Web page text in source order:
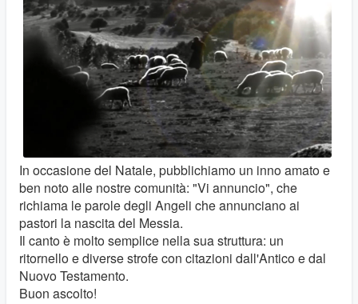
In occasione del Natale, pubblichiamo un inno amato e
ben noto alle nostre comunità: "Vi annuncio", che
richiama le parole degli Angeli che annunciano ai
pastori la nascita del Messia.
Il canto è molto semplice nella sua struttura: un
ritornello e diverse strofe con citazioni dall'Antico e dal
Nuovo Testamento.
Buon ascolto!